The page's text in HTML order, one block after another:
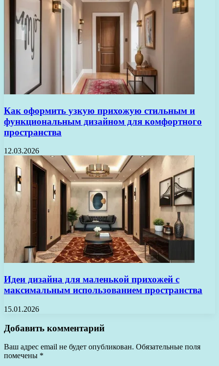
Как оформить узкую прихожую стильным и
функциональным дизайном для комфортного
пространства
12.03.2026
Идеи дизайна для маленькой прихожей с
максимальным использованием пространства
15.01.2026
Добавить комментарий
Ваш адрес email не будет опубликован. Обязательные поля
помечены *